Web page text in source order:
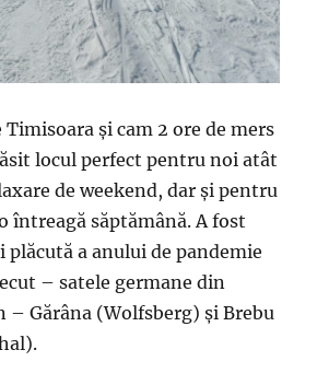
Timisoara și cam 2 ore de mers
locul perfect pentru noi atât
de weekend, dar și pentru
întreagă săptămână. A fost
plăcută a anului de pandemie
– satele germane din
– Gărâna (Wolfsberg) și Brebu